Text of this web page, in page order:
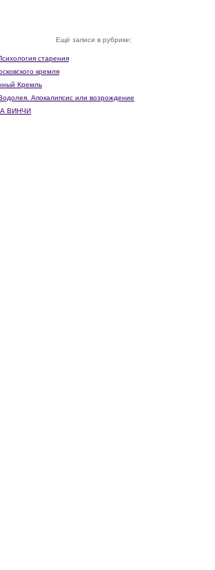
Ещё записи в рубрике:
старения
кремля
Кремль
Апокалипсис или возрождение
ВИНЧИ